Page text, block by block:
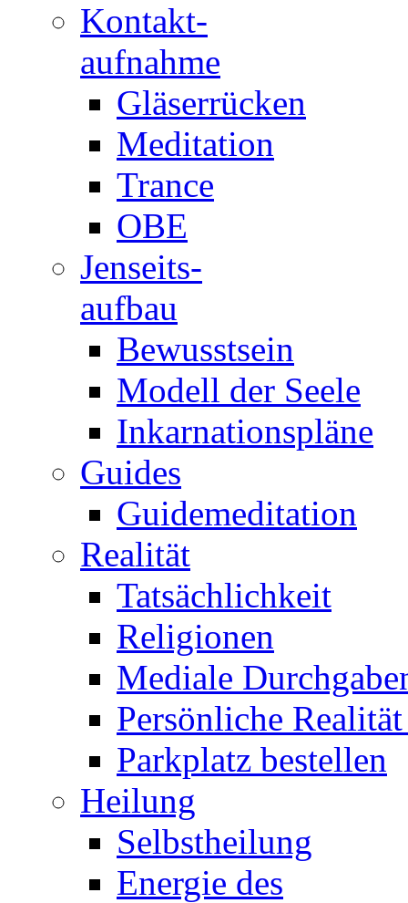
Kontakt-
aufnahme
Gläserrücken
Meditation
Trance
OBE
Jenseits-
aufbau
Bewusstsein
Modell der Seele
Inkarnationspläne
Guides
Guidemeditation
Realität
Tatsächlichkeit
Religionen
Mediale
Persönliche
Parkplatz bestellen
Heilung
Selbstheilung
Energie des